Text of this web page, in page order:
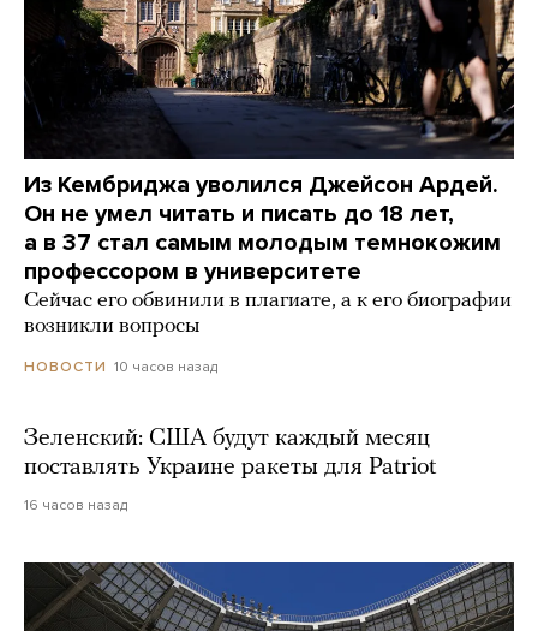
Из Кембриджа уволился Джейсон Ардей.
Он не умел читать и писать до 18 лет,
а в 37 стал самым молодым темнокожим
профессором в университете
Сейчас его обвинили в плагиате, а к его биографии
возникли вопросы
НОВОСТИ 10 часов назад
Зеленский: США будут каждый месяц
поставлять Украине ракеты для Patriot
16 часов назад